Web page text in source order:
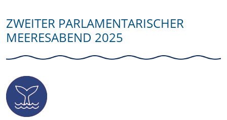
ZWEITER PARLAMENTARISCHER
MEERESABEND 2025